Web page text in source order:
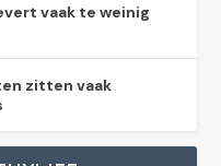
vaak te weinig
zitten vaak